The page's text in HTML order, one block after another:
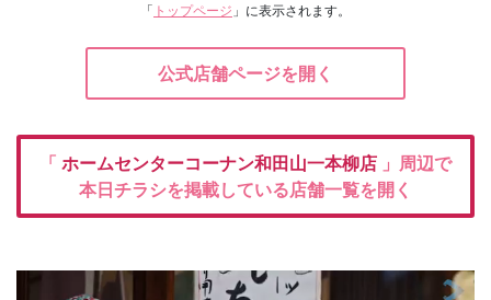
「 トップページ 」に表示されます。
公式店舗ページを開く
「 ホームセンターコーナン和田山一本柳店 」周辺で
本日チラシを掲載している店舗一覧を開く